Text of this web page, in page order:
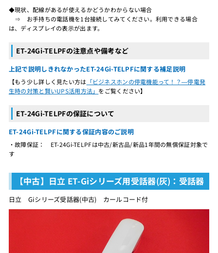
◆現状、配線があるが使えるかどうかわからない場合
⇒ お手持ちの電話機を1台接続してみてください。利用できる場合
は、ディスプレイの表示が出ます。
ET-24Gi-TELPFの注意点や備考など
上記で説明しきれなかったET-24Gi-TELPFに関する補足説明
【もう少し詳しく見たい方は 「ビジネスホンの停電機能って！？―停電発
生時の対策と賢いUPS活用方法」 をご覧ください】
ET-24Gi-TELPFの保証について
ET-24Gi-TELPFに関する保証内容のご説明
・故障保証： ET-24Gi-TELPFは中古/新古品/新品1年間の無償保証対象で
す
【中古】日立 ET-Giシリーズ用受話器(灰)：受話器
日立 Giシリーズ受話器(中古) カールコード付